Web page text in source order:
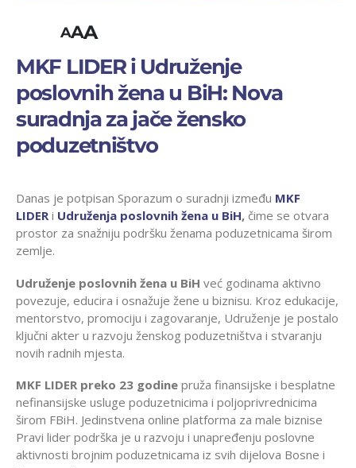
AAA
MKF LIDER i Udruženje
poslovnih žena u BiH: Nova
suradnja za jače žensko
poduzetništvo
Danas je potpisan Sporazum o suradnji između MKF
LIDER i Udruženja poslovnih žena u BiH, čime se otvara
prostor za snažniju podršku ženama poduzetnicama širom
zemlje.
Udruženje poslovnih žena u BiH već godinama aktivno
povezuje, educira i osnažuje žene u biznisu. Kroz edukacije,
mentorstvo, promociju i zagovaranje, Udruženje je postalo
ključni akter u razvoju ženskog poduzetništva i stvaranju
novih radnih mjesta.
MKF LIDER preko 23 godine pruža finansijske i besplatne
nefinansijske usluge poduzetnicima i poljoprivrednicima
širom FBiH. Jedinstvena online platforma za male biznise
Pravi lider podrška je u razvoju i unapređenju poslovne
aktivnosti brojnim poduzetnicama iz svih dijelova Bosne i